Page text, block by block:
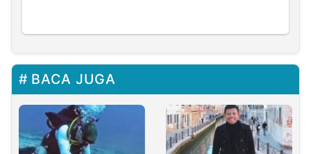
BACA JUGA